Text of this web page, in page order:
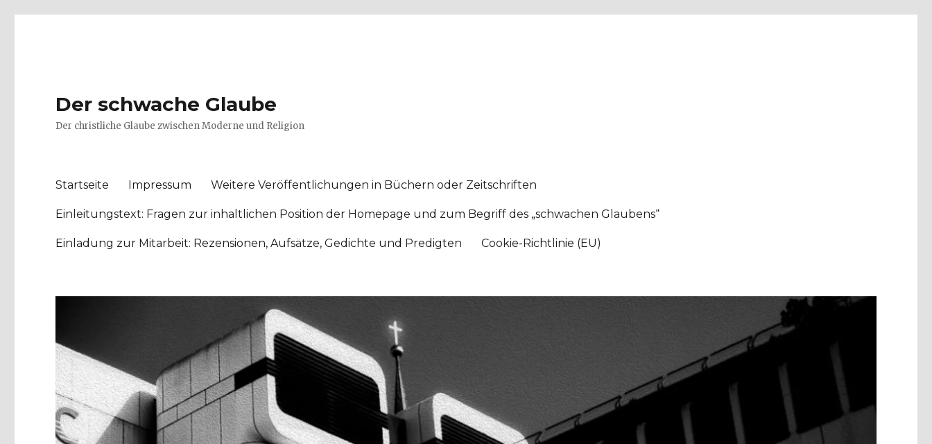
Der schwache Glaube
Der christliche Glaube zwischen Moderne und Religion
Startseite Impressum Weitere Veröffentlichungen in Büchern oder Zeitschriften
Einleitungstext: Fragen zur inhaltlichen Position der Homepage und zum Begriff des „schwachen Glaubens“
Einladung zur Mitarbeit: Rezensionen, Aufsätze, Gedichte und Predigten Cookie-Richtlinie (EU)